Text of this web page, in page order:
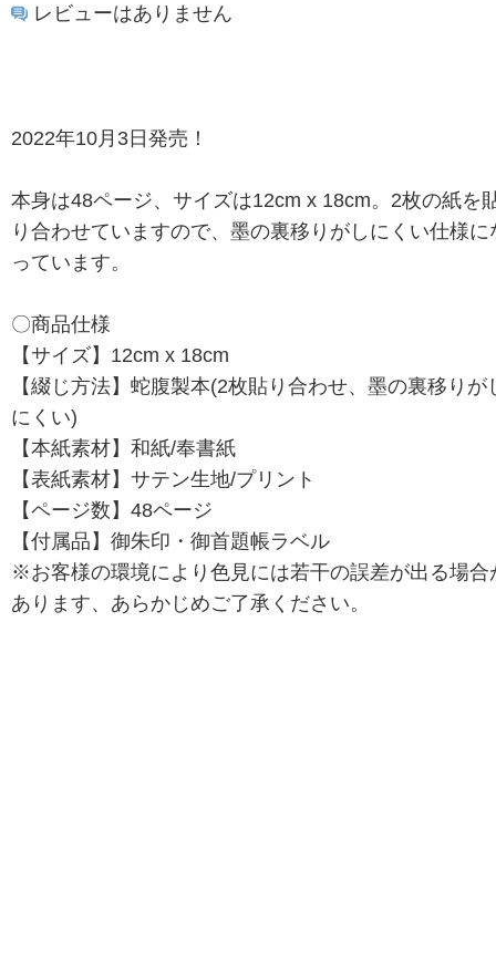
レビューはありません
2022年10月3日発売！
本身は48ページ、サイズは12cm x 18cm。2枚の紙を
り合わせていますので、墨の裏移りがしにくい仕様に
っています。
〇商品仕様
【サイズ】12cm x 18cm
【綴じ方法】蛇腹製本(2枚貼り合わせ、墨の裏移りが
にくい)
【本紙素材】和紙/奉書紙
【表紙素材】サテン生地/プリント
【ページ数】48ページ
【付属品】御朱印・御首題帳ラベル
※お客様の環境により色見には若干の誤差が出る場合
あります、あらかじめご了承ください。